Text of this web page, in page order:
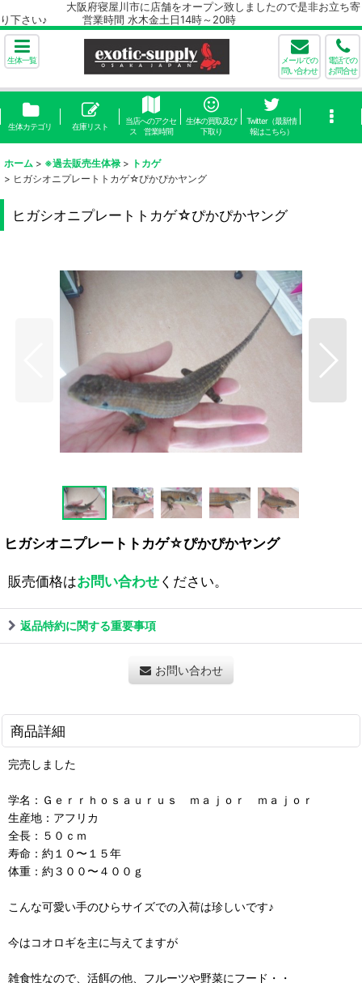
大阪府寝屋川市に店舗をオープン致しましたので是非お立ち寄
り下さい♪ 営業時間 水木金土日14時～20時
生体一覧
メールでの
問い合わせ
電話での
お問合せ
生体カテゴリ 在庫リスト
当店へのアクセ
ス 営業時間
生体の買取及び
下取り
Twitter（最新情
報はこちら）
ホーム > ※過去販売生体禄 > トカゲ
> ヒガシオニプレートトカゲ☆ぴかぴかヤング
ヒガシオニプレートトカゲ☆ぴかぴかヤング
ヒガシオニプレートトカゲ☆ぴかぴかヤング
販売価格はお問い合わせください。
返品特約に関する重要事項
お問い合わせ
商品詳細
完売しました
学名：Ｇｅｒｒｈｏｓａｕｒｕｓ ｍａｊｏｒ ｍａｊｏｒ
生産地：アフリカ
全長：５０ｃｍ
寿命：約１０〜１５年
体重：約３００〜４００ｇ
こんな可愛い手のひらサイズでの入荷は珍しいです♪
今はコオロギを主に与えてますが
雑食性なので、活餌の他、フルーツや野菜にフード・・